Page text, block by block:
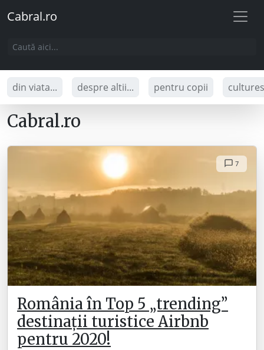
Cabral.ro
din viata... despre altii... pentru copii
Cabral.ro
7
România în Top 5 „trending”
destinații turistice Airbnb
pentru 2020!